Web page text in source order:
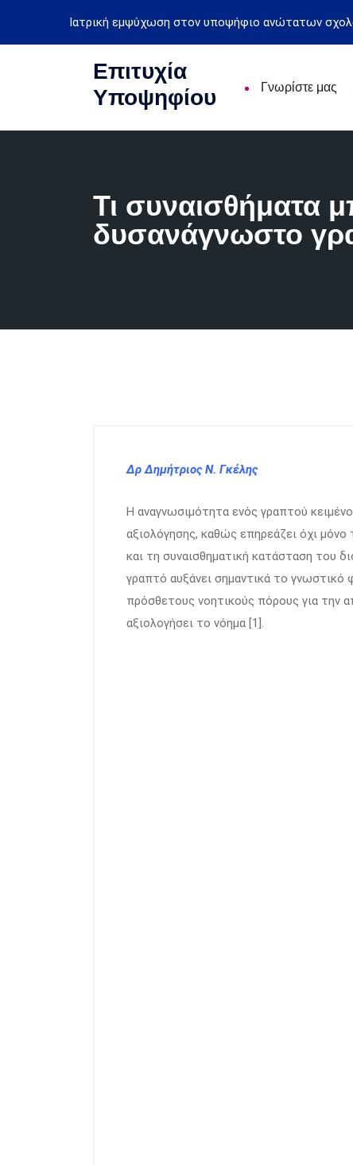
Ιατρική εμψύχωση στον υποψήφιο ανώτατων
Επιτυχία
Υποψηφίου
Γνωρίστε μας
Τι συναισθήματα
δυσανάγνωστο
Δρ Δημήτριος Ν. Γκέλης
Η αναγνωσιμότητα ενός γραπτού
αξιολόγησης, καθώς επηρεάζει όχι
και τη συναισθηματική κατάσταση του
γραπτό αυξάνει σημαντικά το
πρόσθετους νοητικούς πόρους για την
αξιολογήσει το νόημα [1].